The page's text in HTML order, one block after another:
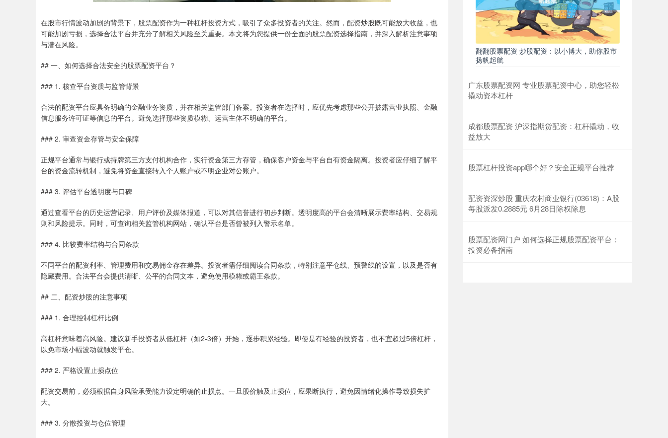
在股市行情波动加剧的背景下，股票配资作为一种杠杆投资方式，吸引了众多投资者的关注。然而，配资炒股既可能放大收益，也
可能加剧亏损，选择合法平台并充分了解相关风险至关重要。本文将为您提供一份全面的股票配资选择指南，并深入解析注意事项
与潜在风险。
## 一、如何选择合法安全的股票配资平台？
### 1. 核查平台资质与监管背景
合法的配资平台应具备明确的金融业务资质，并在相关监管部门备案。投资者在选择时，应优先考虑那些公开披露营业执照、金融
信息服务许可证等信息的平台。避免选择那些资质模糊、运营主体不明确的平台。
### 2. 审查资金存管与安全保障
正规平台通常与银行或持牌第三方支付机构合作，实行资金第三方存管，确保客户资金与平台自有资金隔离。投资者应仔细了解平
台的资金流转机制，避免将资金直接转入个人账户或不明企业对公账户。
### 3. 评估平台透明度与口碑
通过查看平台的历史运营记录、用户评价及媒体报道，可以对其信誉进行初步判断。透明度高的平台会清晰展示费率结构、交易规
则和风险提示。同时，可查询相关监管机构网站，确认平台是否曾被列入警示名单。
### 4. 比较费率结构与合同条款
不同平台的配资利率、管理费用和交易佣金存在差异。投资者需仔细阅读合同条款，特别注意平仓线、预警线的设置，以及是否有
隐藏费用。合法平台会提供清晰、公平的合同文本，避免使用模糊或霸王条款。
## 二、配资炒股的注意事项
### 1. 合理控制杠杆比例
高杠杆意味着高风险。建议新手投资者从低杠杆（如2-3倍）开始，逐步积累经验。即使是有经验的投资者，也不宜超过5倍杠杆，
以免市场小幅波动就触发平仓。
### 2. 严格设置止损点位
配资交易前，必须根据自身风险承受能力设定明确的止损点。一旦股价触及止损位，应果断执行，避免因情绪化操作导致损失扩
大。
### 3. 分散投资与仓位管理
翻翻股票配资 炒股配资：以小博大，助你股市
扬帆起航
广东股票配资网 专业股票配资中心，助您轻松
撬动资本杠杆
成都股票配资 沪深指期货配资：杠杆撬动，收
益放大
股票杠杆投资app哪个好？安全正规平台推荐
配资资深炒股 重庆农村商业银行(03618)：A股
每股派发0.2885元 6月28日除权除息
股票配资网门户 如何选择正规股票配资平台：
投资必备指南